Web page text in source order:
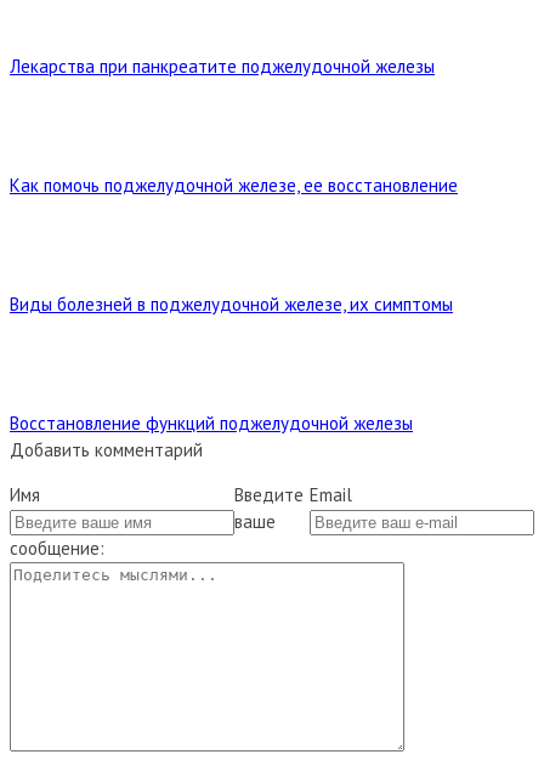
Лекарства при панкреатите поджелудочной железы
Как помочь поджелудочной железе, ее восстановление
Виды болезней в поджелудочной железе, их симптомы
Восстановление функций поджелудочной железы
Добавить комментарий
Имя
Email
Введите
ваше
сообщение: